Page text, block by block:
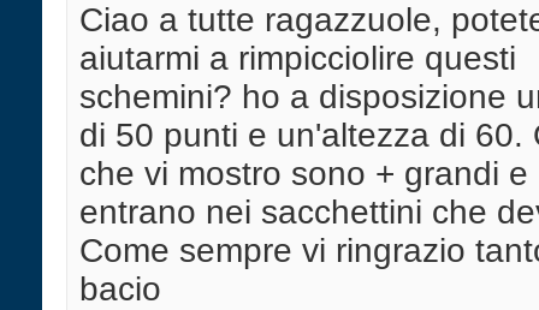
Ciao a tutte ragazzuole,
aiutarmi a rimpicciolire questi
schemini? ho a disposizione
di 50 punti e un'altezza di 60.
che vi mostro sono + grandi e
entrano nei sacchettini che
Come sempre vi ringrazio
bacio